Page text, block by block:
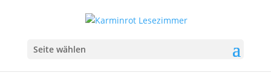
Seite wählen